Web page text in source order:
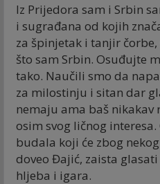
Iz Prijedora sam i Srbin
i sugrađana od kojih
za špinjetak i tanjir čorbe,
što sam Srbin. Osuđujte
tako. Naučili smo da
za milostinju i sitan dar
nemaju ama baš
osim svog ličnog
budala koji će zbog
doveo Đajić, zaista
hljeba i igara.